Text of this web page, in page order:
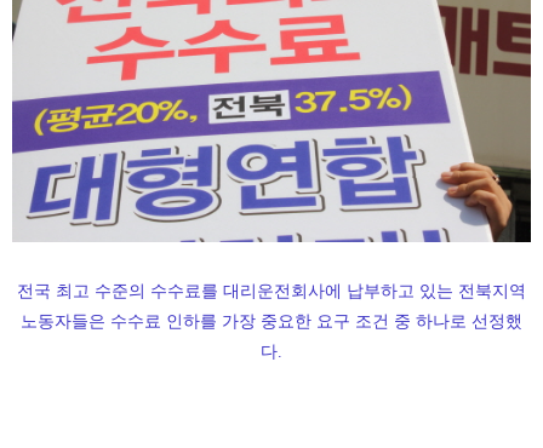
전국 최고 수준의 수수료를 대리운전회사에 납부하고 있는 전북지역
노동자들은 수수료 인하를 가장 중요한 요구 조건 중 하나로 선정했
다.